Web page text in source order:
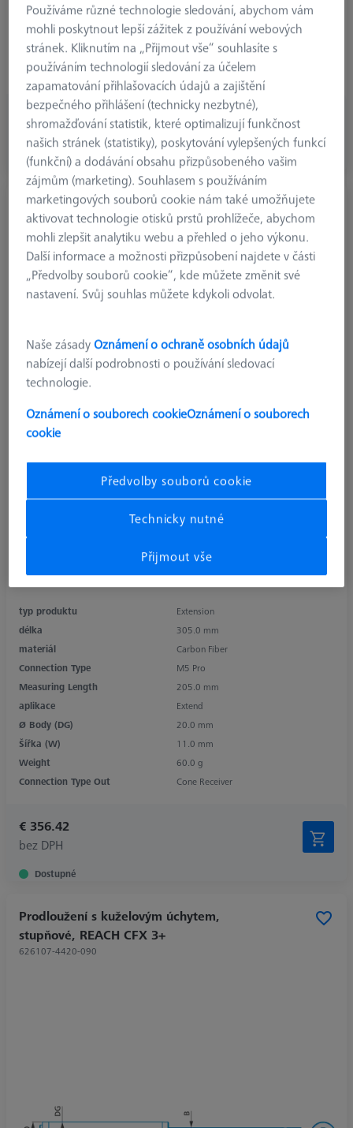
Ø Body (DG)
20.0 mm
Šířka (W)
11.0 mm
Weight
92.0 g
Connection Type Out
Cone Receiver
€ 432.34
bez DPH
Brzy k dispozici
Prodloužení s kuželovým úchytem,
stupňové, REACH CFX 3+
626107-4305-205
typ produktu
Extension
délka
305.0 mm
materiál
Carbon Fiber
Connection Type
M5 Pro
Measuring Length
205.0 mm
aplikace
Extend
Ø Body (DG)
20.0 mm
Šířka (W)
11.0 mm
Weight
60.0 g
Connection Type Out
Cone Receiver
€ 356.42
bez DPH
Dostupné
Prodloužení s kuželovým úchytem,
stupňové, REACH CFX 3+
626107-4420-090
Používáme různé technologie sledování, abychom vám
mohli poskytnout lepší zážitek z používání webových
stránek. Kliknutím na „Přijmout vše“ souhlasíte s
používáním technologií sledování za účelem
zapamatování přihlašovacích údajů a zajištění
bezpečného přihlášení (technicky nezbytné),
shromažďování statistik, které optimalizují funkčnost
našich stránek (statistiky), poskytování vylepšených funkcí
(funkční) a dodávání obsahu přizpůsobeného vašim
zájmům (marketing). Souhlasem s používáním
marketingových souborů cookie nám také umožňujete
aktivovat technologie otisků prstů prohlížeče, abychom
mohli zlepšit analytiku webu a přehled o jeho výkonu.
Další informace a možnosti přizpůsobení najdete v části
„Předvolby souborů cookie“, kde můžete změnit své
nastavení. Svůj souhlas můžete kdykoli odvolat.
Naše zásadyOznámení o ochraně osobních údajů
nabízejí další podrobnosti o používání sledovací
technologie.
Oznámení o souborech cookieOznámení o souborech
cookie
Předvolby souborů cookie
Technicky nutné
Přijmout vše